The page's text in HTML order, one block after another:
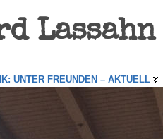
Lassahn
UNTER FREUNDEN – AKTUELL